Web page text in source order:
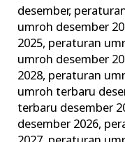
desember,
umroh desember
2025, peraturan
umroh desember
2028, peraturan
umroh terbaru
terbaru desember
desember 2026,